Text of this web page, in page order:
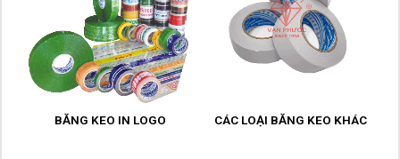
BĂNG KEO IN LOGO CÁC LOẠI BĂNG KEO KHÁC